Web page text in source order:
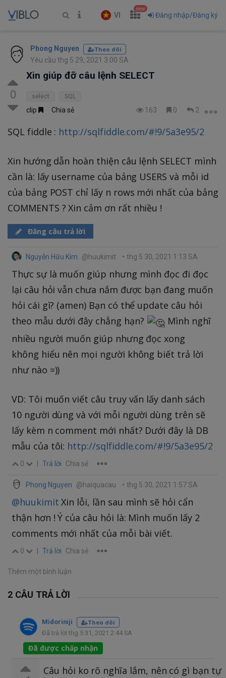
VI
new
Đăng nhập/Đăng ký
Phong Nguyen Theo dõi
Yêu cầu thg 5 29, 2021 3:00 SA
0
Xin giúp đỡ câu lệnh SELECT
select SQL
clip Chia sẻ 163 0 2
SQL fiddle : http://sqlfiddle.com/#!9/5a3e95/2
Xin hướng dẫn hoàn thiện câu lệnh SELECT mình
cần là: lấy username của bảng USERS và mỗi id
của bảng POST chỉ lấy n rows mới nhất của bảng
COMMENTS ? Xin cảm ơn rất nhiều !
Đăng câu trả lời
Nguyễn Hữu Kim @huukimit • thg 5 30, 2021 1:13 SA
Thực sự là muốn giúp nhưng mình đọc đi đọc
lại câu hỏi vẫn chưa nắm được bạn đang muốn
hỏi cái gì? (amen) Bạn có thể update câu hỏi
theo mẫu dưới đây chẳng hạn?
Mình nghĩ
nhiều người muốn giúp nhưng đọc xong
không hiểu nên mọi người không biết trả lời
như nào =))
VD: Tôi muốn viết câu truy vấn lấy danh sách
10 người dùng và với mỗi người dùng trên sẽ
lấy kèm n comment mới nhất? Dưới đây là DB
mẫu của tôi: http://sqlfiddle.com/#!9/5a3e95/2
0 | Trả lời Chia sẻ
Phong Nguyen @haiquacau • thg 5 30, 2021 1:57 SA
@huukimit Xin lỗi, lần sau mình sẽ hỏi cẩn
thận hơn ! Ý của câu hỏi là: Mình muốn lấy 2
comments mới nhất của mỗi bài viết.
0 | Trả lời Chia sẻ
Thêm một bình luận
2 CÂU TRẢ LỜI
Midoriniji
Theo dõi
Đã trả lời thg 5 31, 2021 2:44 SA
Đã được chấp nhận
Câu hỏi ko rõ nghĩa lắm, nên có gì bạn tự